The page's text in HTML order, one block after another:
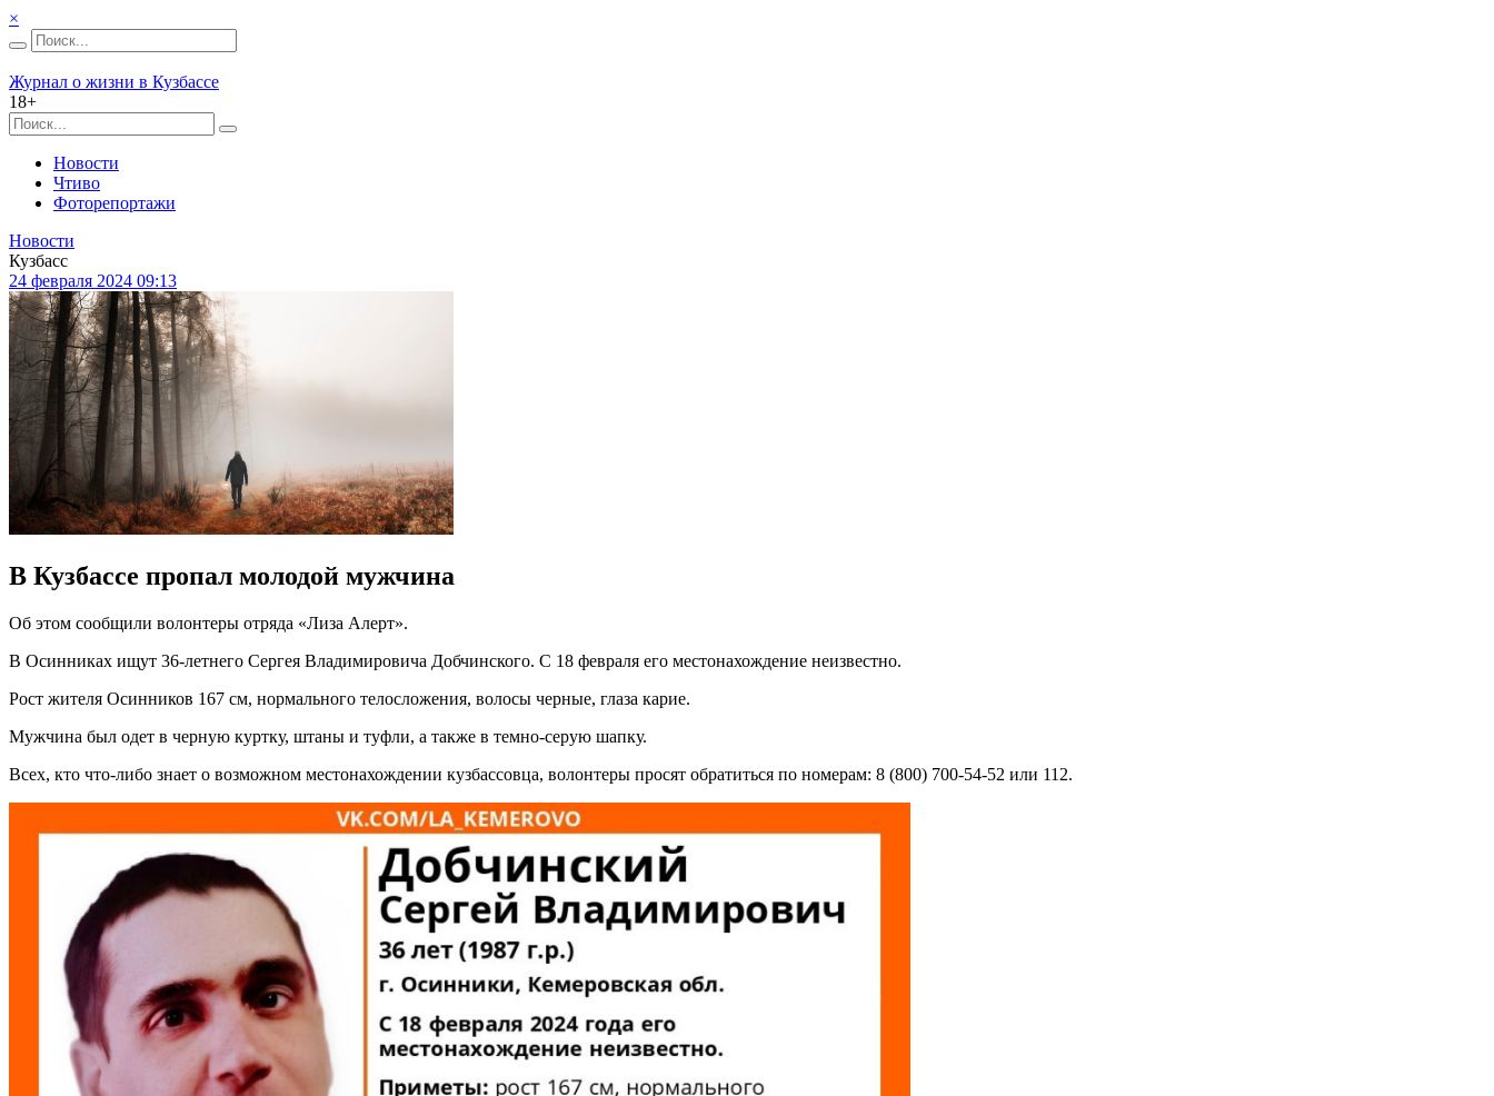
×
Журнал о жизни в Кузбассе
18+
Новости
Чтиво
Фоторепортажи
Новости
Кузбасс
24 февраля 2024 09:13
В Кузбассе пропал молодой мужчина
Об этом сообщили волонтеры отряда «Лиза Алерт».
В Осинниках ищут 36-летнего Сергея Владимировича Добчинского. С 18 февраля его местонахождение неизвестно.
Рост жителя Осинников 167 см, нормального телосложения, волосы черные, глаза карие.
Мужчина был одет в черную куртку, штаны и туфли, а также в темно-серую шапку.
Всех, кто что-либо знает о возможном местонахождении кузбассовца, волонтеры просят обратиться по номерам: 8 (800) 700-54-52 или 112.